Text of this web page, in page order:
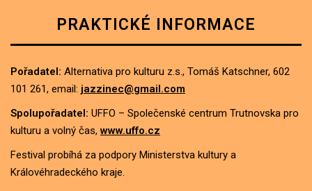
PRAKTICKÉ INFORMACE
Pořadatel: Alternativa pro kulturu z.s., Tomáš Katschner, 602
101 261, email: jazzinec@gmail.com
Spolupořadatel: UFFO – Společenské centrum Trutnovska pro
kulturu a volný čas,www.uffo.cz
Festival probíhá za podpory Ministerstva kultury a
Královéhradeckého kraje.